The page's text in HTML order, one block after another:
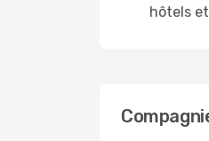
hôtels